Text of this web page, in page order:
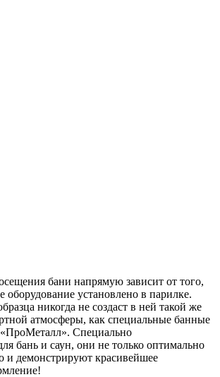
бани напрямую зависит от того,
оборудование установлено в парилке.
никогда не создаст в ней такой же
атмосферы, как специальные банные
Специально
бань и саун, они не только оптимально
и демонстрируют красивейшее